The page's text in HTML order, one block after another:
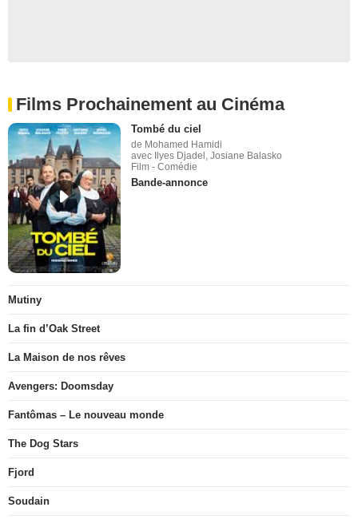
Films Prochainement au Cinéma
Tombé du ciel
de Mohamed Hamidi
avec Ilyes Djadel, Josiane Balasko
Film - Comédie
Bande-annonce
Mutiny
La fin d’Oak Street
La Maison de nos rêves
Avengers: Doomsday
Fantômas – Le nouveau monde
The Dog Stars
Fjord
Soudain